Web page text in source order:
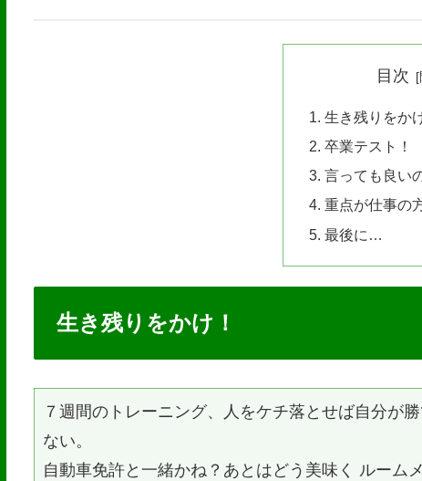
目次
生き残りをか
卒業テスト！
言っても良い
重点が仕事の
最後に…
生き残りをかけ！
７週間のトレーニング、人をケチ落とせば自分が
ない。
自動車免許と一緒かね？あとはどう美味く ルーム